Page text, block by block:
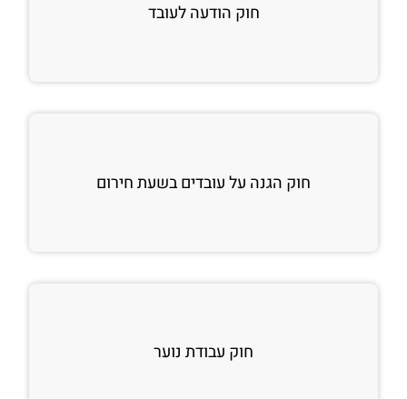
חוק הודעה לעובד
חוק הגנה על עובדים בשעת חירום
חוק עבודת נוער